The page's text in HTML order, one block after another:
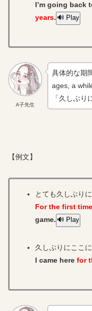
I’m going back
years. 🔊 Play
A子先生
具体的な期
ages, a
「久しぶり
【例文】
とても久しぶり
For the first
game. 🔊 Play
久しぶりにここ
I came here for